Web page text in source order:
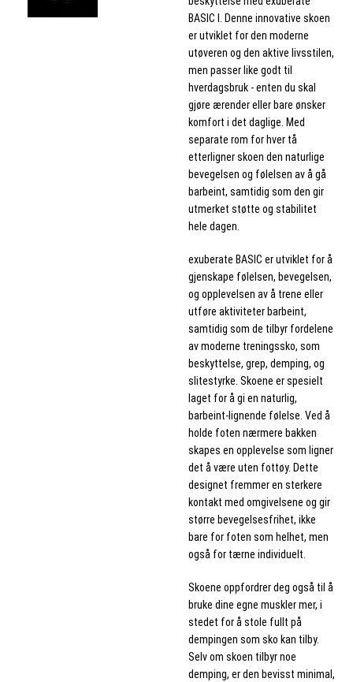
BASIC I. Denne innovative skoen
er utviklet for den moderne
utøveren og den aktive livsstilen,
men passer like godt til
hverdagsbruk - enten du skal
gjøre ærender eller bare ønsker
komfort i det daglige. Med
separate rom for hver tå
etterligner skoen den naturlige
bevegelsen og følelsen av å gå
barbeint, samtidig som den gir
utmerket støtte og stabilitet
hele dagen.
exuberate BASIC er utviklet for å
gjenskape følelsen, bevegelsen,
og opplevelsen av å trene eller
utføre aktiviteter barbeint,
samtidig som de tilbyr fordelene
av moderne treningssko, som
beskyttelse, grep, demping, og
slitestyrke. Skoene er spesielt
laget for å gi en naturlig,
barbeint-lignende følelse. Ved å
holde foten nærmere bakken
skapes en opplevelse som ligner
det å være uten fottøy. Dette
designet fremmer en sterkere
kontakt med omgivelsene og gir
større bevegelsesfrihet, ikke
bare for foten som helhet, men
også for tærne individuelt.
Skoene oppfordrer deg også til å
bruke dine egne muskler mer, i
stedet for å stole fullt på
dempingen som sko kan tilby.
Selv om skoen tilbyr noe
demping, er den bevisst minimal,